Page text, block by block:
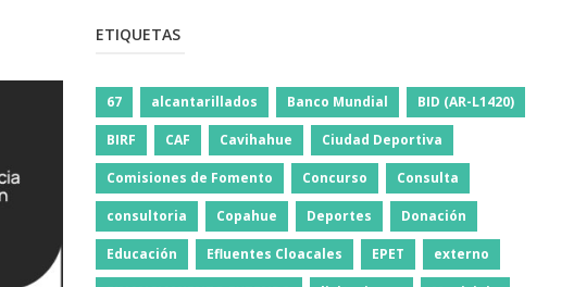
ETIQUETAS
67 alcantarillados Banco Mundial BID (AR-L1420)
BIRF CAF Cavihahue Ciudad Deportiva
Comisiones de Fomento Concurso Consulta
consultoria Copahue Deportes Donación
Educación Efluentes Cloacales EPET externo